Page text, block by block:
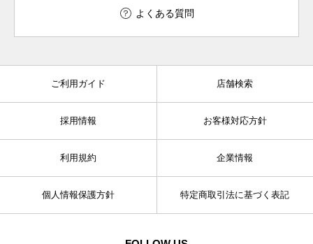
よくある質問
ご利用ガイド 店舗検索
採用情報 お客様対応方針
利用規約 企業情報
個人情報保護方針 特定商取引法に基づく表記